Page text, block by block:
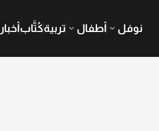
نوفل أطفال تربيةكُتَّابأخبار